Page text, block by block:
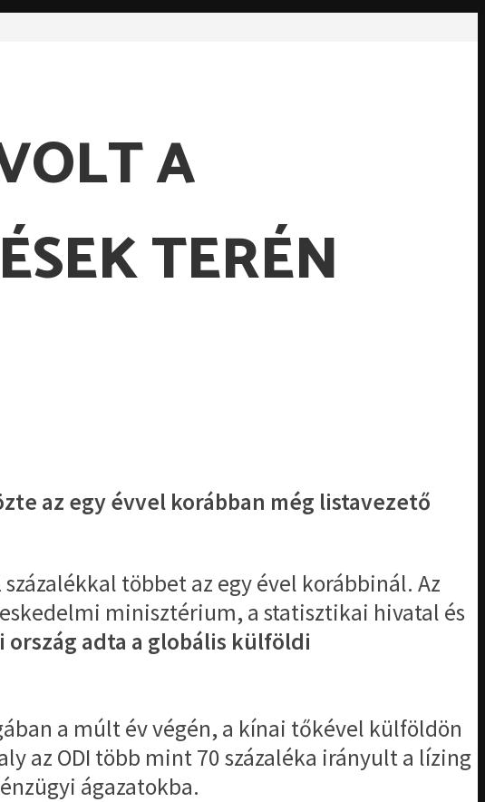
A
TERÉN
az egy évvel korábban még listavezető
többet az egy ével korábbinál. Az
minisztérium, a statisztikai hivatal és
ország adta a globális külföldi
a múlt év végén, a kínai tőkével külföldön
az ODI több mint 70 százaléka irányult a lízing
ágazatokba.